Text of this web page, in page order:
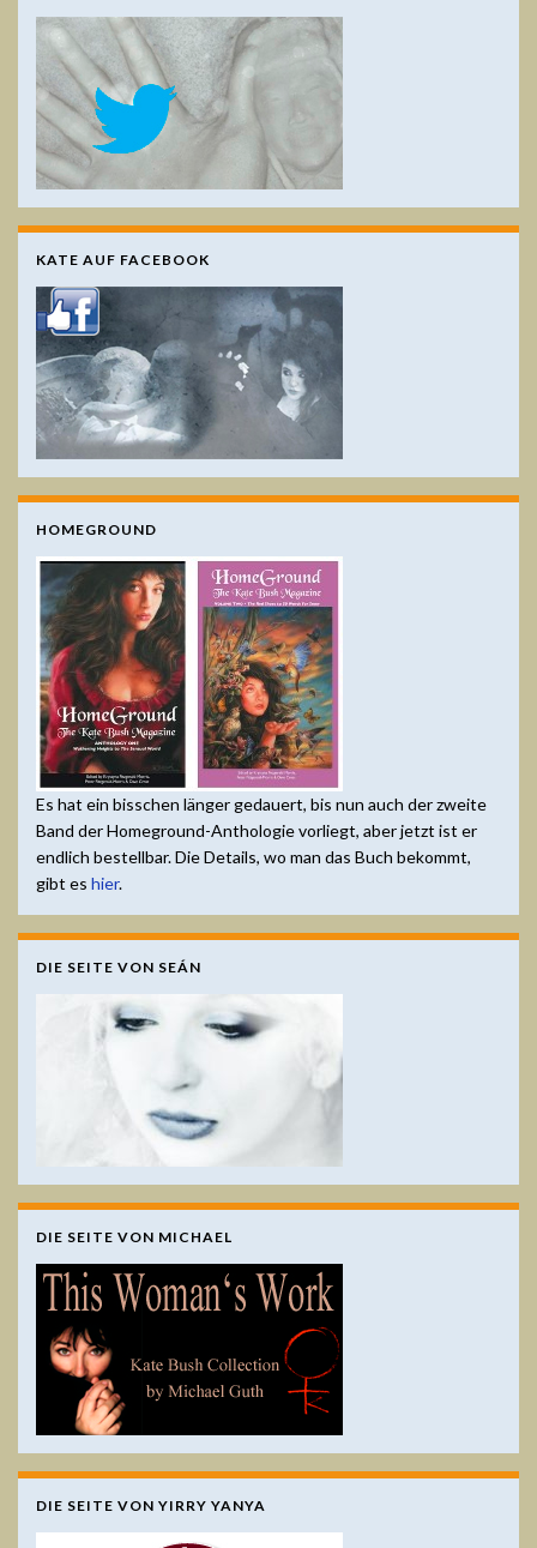
KATE AUF FACEBOOK
HOMEGROUND
Es hat ein bisschen länger gedauert, bis nun auch der zweite
Band der Homeground-Anthologie vorliegt, aber jetzt ist er
endlich bestellbar. Die Details, wo man das Buch bekommt,
gibt es hier.
DIE SEITE VON SEÁN
DIE SEITE VON MICHAEL
DIE SEITE VON YIRRY YANYA